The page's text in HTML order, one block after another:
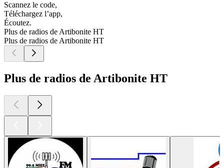
Scannez le code,
Téléchargez l’app,
Écoutez.
Plus de radios de Artibonite HT
Plus de radios de Artibonite HT
Plus de radios de Artibonite HT